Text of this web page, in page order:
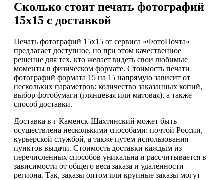
Сколько стоит печать фотографий
15х15 с доставкой
Печать фотографий 15х15 от сервиса «ФотоПочта»
предлагает доступное, но при этом качественное
решение для тех, кто желает видеть свои любимые
моменты в физическом формате. Стоимость печати
фотографий формата 15 на 15 напрямую зависит от
нескольких параметров: количество заказанных копий,
выбор фотобумаги (глянцевая или матовая), а также
способ доставки.
Доставка в г Каменск-Шахтинский может быть
осуществлена несколькими способами: почтой России,
курьерской службой, а также путем использования
пунктов выдачи. Стоимость доставки каждым из
перечисленных способов уникальна и рассчитывается в
зависимости от общего веса заказа и удаленности
региона. Так, заказы оптом или крупные заказы могут